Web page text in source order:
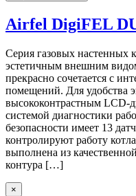
Airfel DigiFEL
Серия газовых настенных
эстетичным внешним
прекрасно сочетается с
помещений. Для удобства
высококонтрастным LCD-
системой диагностики
безопасности имеет 13
контролируют работу
выполнена из
контура […]
×